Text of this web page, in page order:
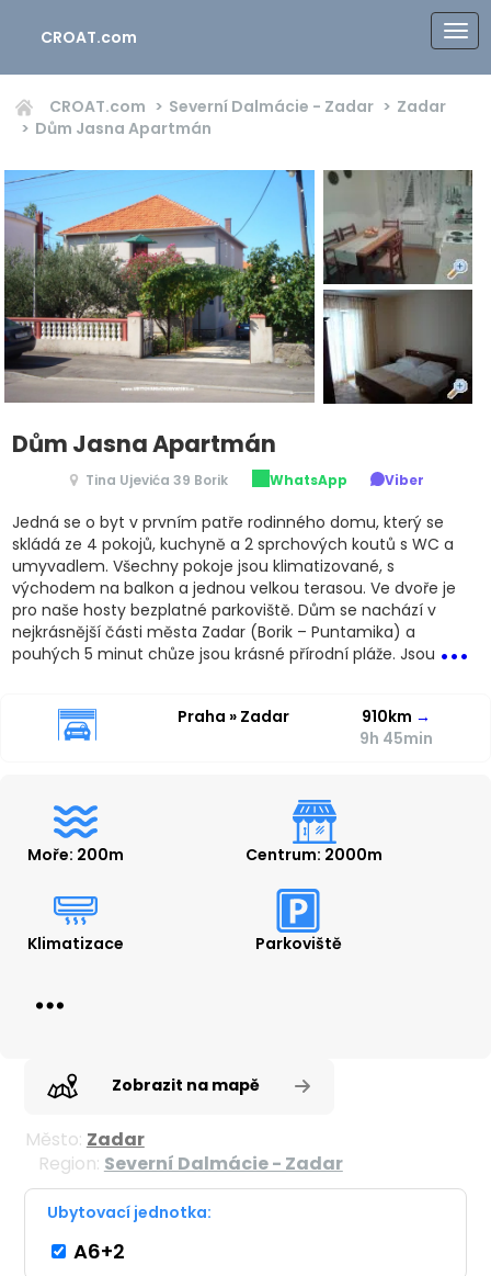
CROAT.com
CROAT.com Severní Dalmácie - Zadar
Zadar
Dům Jasna Apartmán
Dům Jasna Apartmán
Tina Ujevića 39 Borik WhatsApp Viber
Jedná se o byt v prvním patře rodinného domu, který se
skládá ze 4 pokojů, kuchyně a 2 sprchových koutů s WC a
umyvadlem. Všechny pokoje jsou klimatizované, s
východem na balkon a jednou velkou terasou. Ve dvoře je
pro naše hosty bezplatné parkoviště. Dům se nachází v
nejkrásnější části města Zadar (Borik – Puntamika) a
pouhých 5 minut chůze jsou krásné přírodní pláže. Jsou ...
Praha » Zadar 910km →
9h 45min
Moře: 200m Centrum: 2000m
Klimatizace Parkoviště
Zobrazit na mapě
Město: Zadar
Region: Severní Dalmácie - Zadar
Ubytovací jednotka:
A6+2